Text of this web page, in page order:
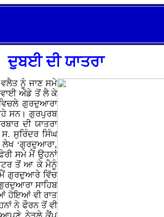
ਦੁਬਈ ਦੀ ਯਾਤਰਾ
ਵਲੈਤ ਨੂੰ ਜਾਣ ਸਮੇ
ਅੱਡੇ ਤੋਂ ਲੈ ਕੇ
ਗੁਰਦੁਆਰਾ
ਸਨ। ਗੁਰਪੁਰਬ
ਦੀ ਯਾਤਰਾ
ਸ. ਸੁਰਿੰਦਰ ਸਿੰਘ
‘ਗੁਰਦੁਆਰਾ,
ਸਮੇ ਮੈਂ ਉਹਨਾਂ
ਤੋਂ ਆ ਕੇ ਮੈਨੂੰ
ਮੈਂ ਗੁਰਦੁਆਰੇ ਵਿੱਚ
ਸਾਹਿਬ
ਹੋਇਆਂ ਵੀ ਰਾਤ
ਨੇ ਫੌਰਨ ਤੋਂ ਵੀ